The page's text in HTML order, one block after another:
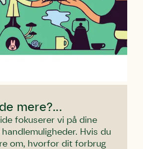
mere?...
fokuserer vi på dine
Hvis du
om, hvorfor dit forbrug